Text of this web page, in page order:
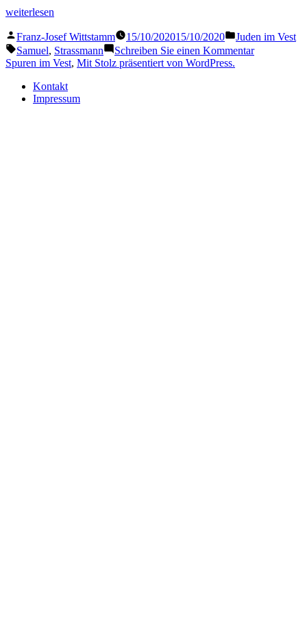
„Strassmann
weiterlesen
Veröffentlicht
von
Franz-Josef Wittstamm 15/10/202015/10/2020
Veröffentlicht
in
Juden im Vest
Schlagwörter:
Samuel, Strassmann Schreiben Sie einen Kommentarzu
Spuren im Vest, Mit Stolz präsentiert von WordPress.
Kontakt
Impressum